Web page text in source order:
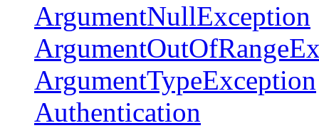
ArgumentNullException
ArgumentTypeException
Authentication